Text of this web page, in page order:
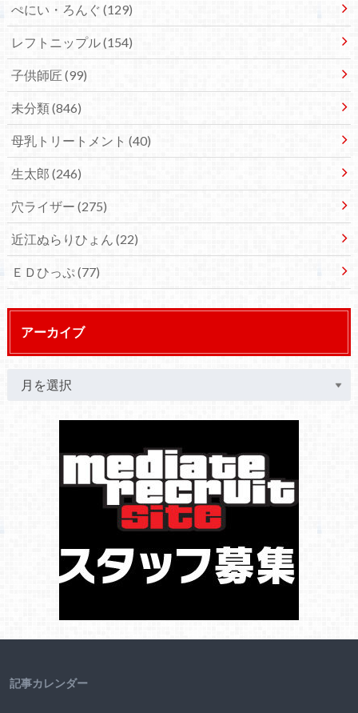
ぺにい・ろんぐ (129)
レフトニップル(154)
子供師匠 (99)
未分類(846)
母乳トリートメント (40)
生太郎 (246)
穴ライザー (275)
近江ぬらりひょん (22)
ＥＤひっぷ(77)
アーカイブ
記事カレンダー